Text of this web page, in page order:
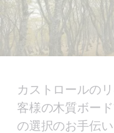
カストロールの
客様の木質ボー
の選択のお手伝い